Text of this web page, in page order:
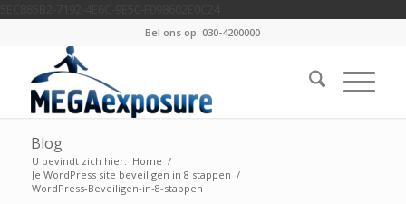
Bel ons op: 030-4200000
Blog
U bevindt zich hier: Home /
Je WordPress site beveiligen in 8 stappen /
WordPress-Beveiligen-in-8-stappen